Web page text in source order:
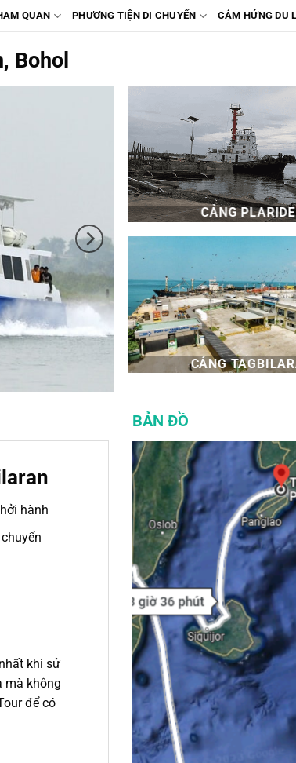
QUAN PHƯƠNG TIỆN DI CHUYỂN CẢM HỨNG DU
Bohol
CẢNG
CẢNG
hành
khi sử
mà không
để có
BẢN ĐỒ